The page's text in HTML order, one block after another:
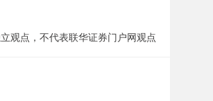
观点，不代表联华证券门户网观点